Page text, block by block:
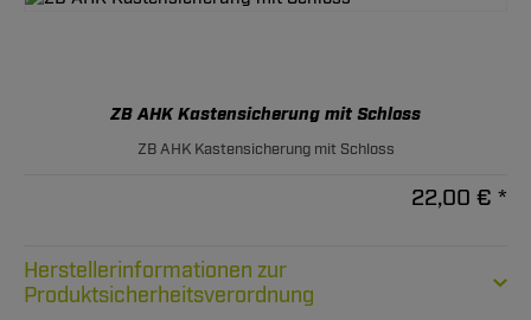
ZB AHK Kastensicherung mit Schloss
ZB AHK Kastensicherung mit Schloss
22,00 € *
Herstellerinformationen zur
Produktsicherheitsverordnung